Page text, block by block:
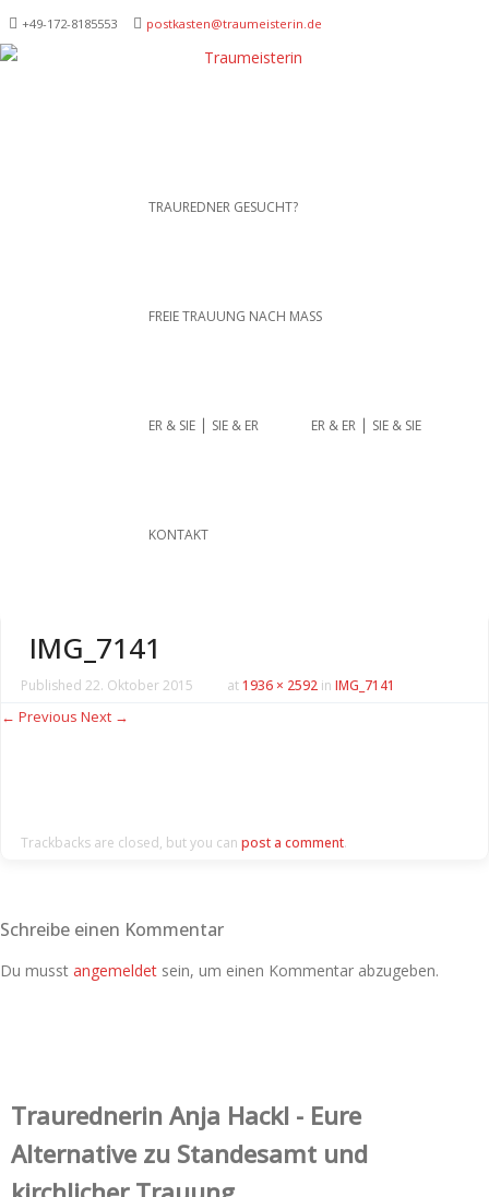
+49-172-­8185553 postkasten@traumeisterin.de
Traurednerein München,
Leidenschaft
SKIP TO CONTENT
TRAUREDNER GESUCHT?
FREIE TRAUUNG NACH MASS
ER & SIE ⎪ SIE & ER ER & ER ⎪ SIE & SIE
KONTAKT
IMG_7141
Published 22. Oktober 2015 at1936 × 2592 in IMG_7141
← Previous Next →
Trackbacks are closed, but you can post a comment.
Schreibe einen Kommentar
Du musst angemeldet sein, um einen Kommentar abzugeben.
Trauredner‌in Anja Hackl - Eure
Alternative zu Standesamt und